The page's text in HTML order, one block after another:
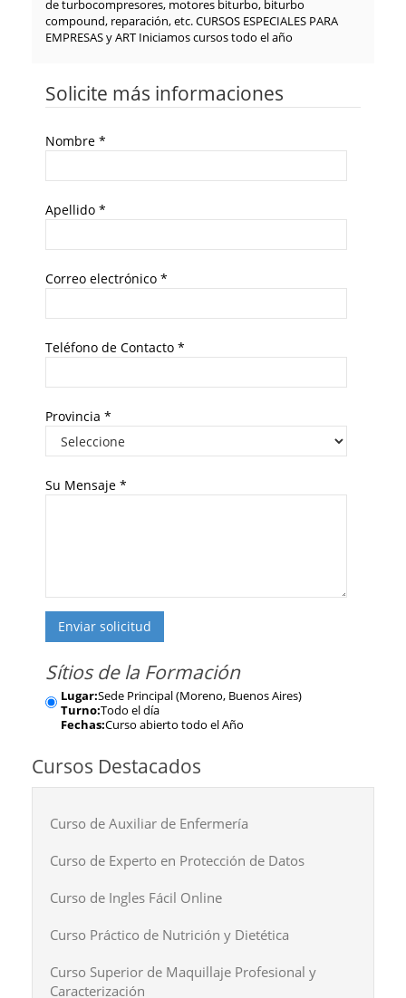
de turbocompresores, motores biturbo, biturbo
compound, reparación, etc. CURSOS ESPECIALES PARA
EMPRESAS y ART Iniciamos cursos todo el año
Solicite más informaciones
Nombre *
Apellido *
Correo electrónico *
Teléfono de Contacto *
Provincia *
Su Mensaje *
Enviar solicitud
Sítios de la Formación
Lugar:Sede Principal (Moreno, Buenos Aires)
Turno:Todo el día
Fechas:Curso abierto todo el Año
Cursos Destacados
Curso de Auxiliar de Enfermería
Curso de Experto en Protección de Datos
Curso de Ingles Fácil Online
Curso Práctico de Nutrición y Dietética
Curso Superior de Maquillaje Profesional y
Caracterización